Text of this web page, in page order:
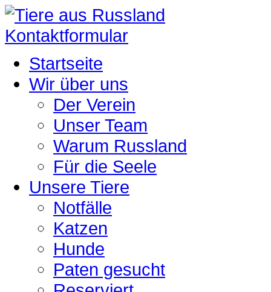
Kontaktformular
Startseite
Wir über uns
Der Verein
Unser Team
Warum Russland
Für die Seele
Unsere Tiere
Notfälle
Katzen
Hunde
Paten gesucht